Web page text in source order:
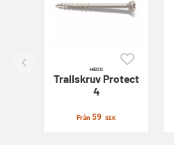
HECO
TrallskruvProtect
4
Från59 SEK